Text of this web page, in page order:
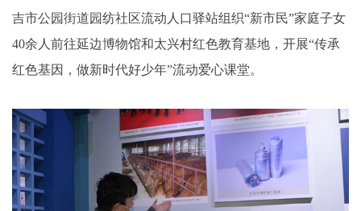
吉市公园街道园纺社区流动人口驿站组织“新市民”家庭子女
40余人前往延边博物馆和太兴村红色教育基地，开展“传承
红色基因，做新时代好少年”流动爱心课堂。